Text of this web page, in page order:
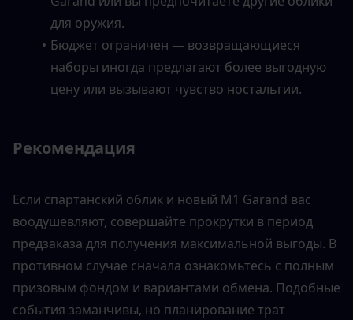
для оружия.
Бюджет ограничен — возвращающиеся
наборы иногда предлагают более выгодную
цену или вызывают чувство ностальгии.
Рекомендация
Если спартанский облик и новый M1 Garand вас
воодушевляют, совершайте прокрутки в период
предзаказа для получения максимальной выгоды. В
противном случае сначала ознакомьтесь с полным
призовым фондом и вариантами обмена. Подобные
события заманчивы, но планирование трат